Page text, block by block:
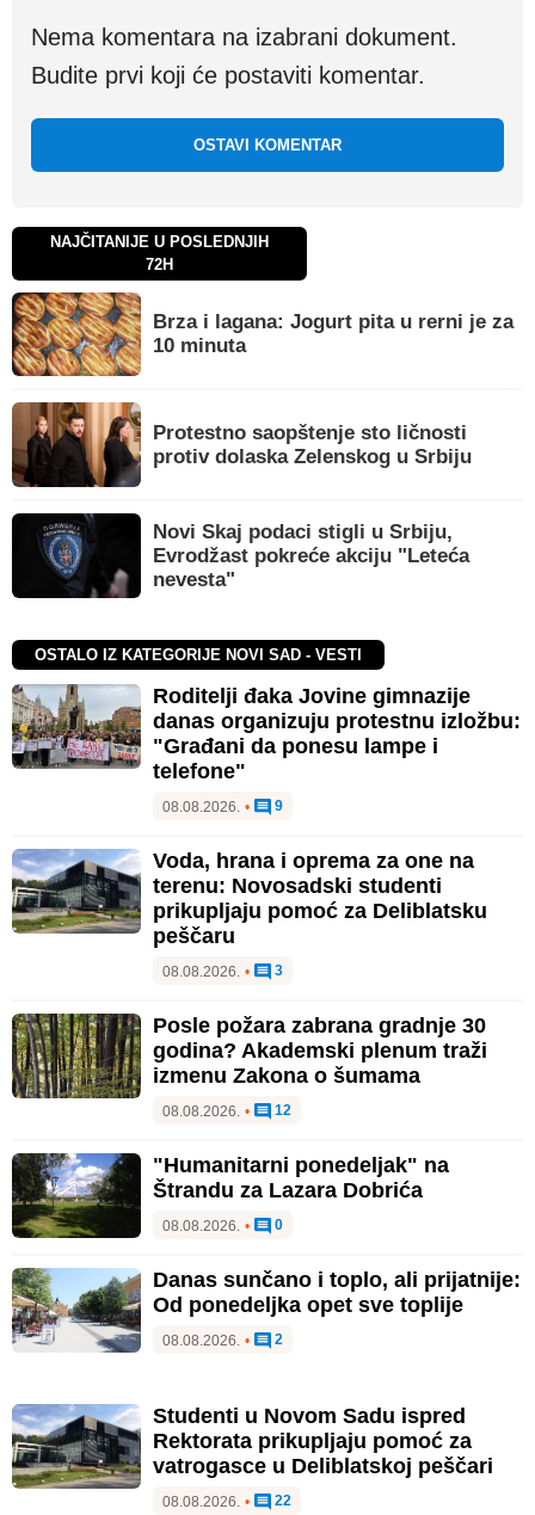
Nema komentara na izabrani dokument.
Budite prvi koji će postaviti komentar.
OSTAVI KOMENTAR
NAJČITANIJE U POSLEDNJIH
72H
Brza i lagana: Jogurt pita u rerni je za
10 minuta
Protestno saopštenje sto ličnosti
protiv dolaska Zelenskog u Srbiju
Novi Skaj podaci stigli u Srbiju,
Evrodžast pokreće akciju "Leteća
nevesta"
OSTALO IZ KATEGORIJE NOVI SAD - VESTI
Roditelji đaka Jovine gimnazije
danas organizuju protestnu izložbu:
"Građani da ponesu lampe i
telefone"
08.08.2026. • 9
Voda, hrana i oprema za one na
terenu: Novosadski studenti
prikupljaju pomoć za Deliblatsku
peščaru
08.08.2026. • 3
Posle požara zabrana gradnje 30
godina? Akademski plenum traži
izmenu Zakona o šumama
08.08.2026. • 12
"Humanitarni ponedeljak" na
Štrandu za Lazara Dobrića
08.08.2026. • 0
Danas sunčano i toplo, ali prijatnije:
Od ponedeljka opet sve toplije
08.08.2026. • 2
Studenti u Novom Sadu ispred
Rektorata prikupljaju pomoć za
vatrogasce u Deliblatskoj peščari
08.08.2026. • 22